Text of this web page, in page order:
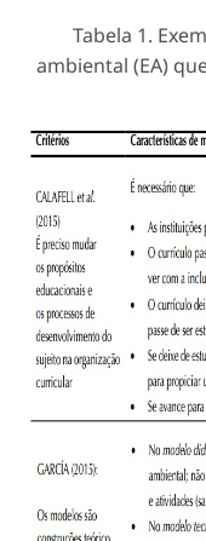
Tabela 1.
ambiental (EA)